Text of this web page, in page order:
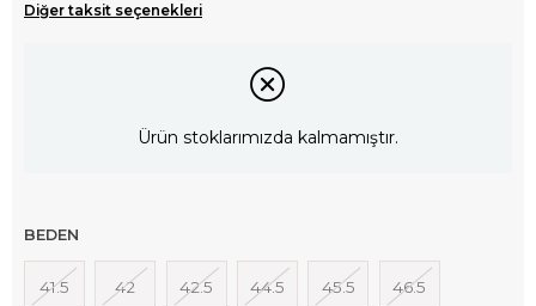
Diğer taksit seçenekleri
Ürün stoklarımızda kalmamıştır.
BEDEN
41.5 42 42.5 44.5 45.5 46.5